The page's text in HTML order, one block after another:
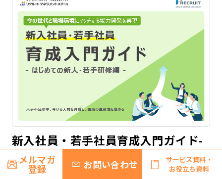
新入社員・若手社員育成入門ガイド-
はじめての新人・若手研修編-
メルマガ
登録 お問い合わせ
サービス資料・
お役立ち資料